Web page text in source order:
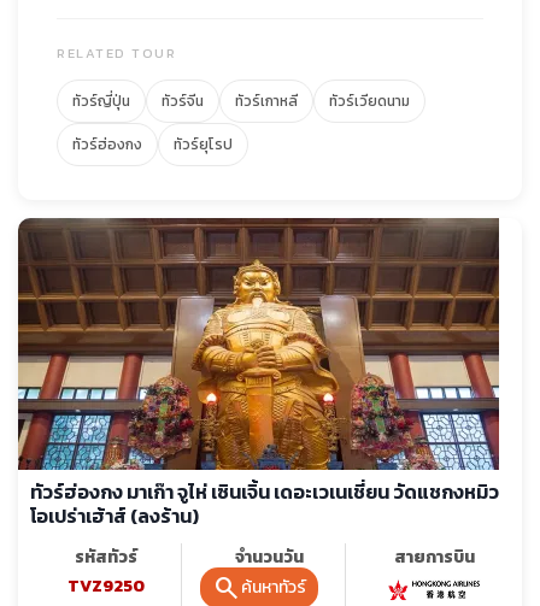
searchค้นหาทัวร์
RELATED TOUR
ทัวร์ญี่ปุ่น ทัวร์จีน ทัวร์เกาหลี
ทัวร์เวียดนาม
ทัวร์ฮ่องกง
ทัวร์ยุโรป
ทัวร์ฮ่องกง มาเก๊า จูไห่ เซินเจิ้น เดอะเวเนเชี่ยน วัดแชกงหมิว
โอเปร่าเฮ้าส์ (ลงร้าน)
รหัสทัวร์
TVZ9250
จำนวนวัน
4 วัน 2 คืน
สายการบิน